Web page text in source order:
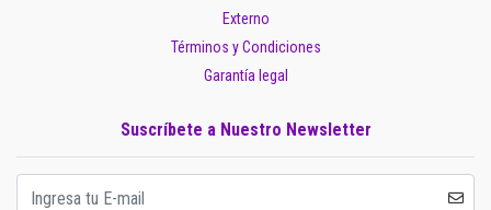
Externo
Términos y Condiciones
Garantía legal
Suscríbete a Nuestro Newsletter